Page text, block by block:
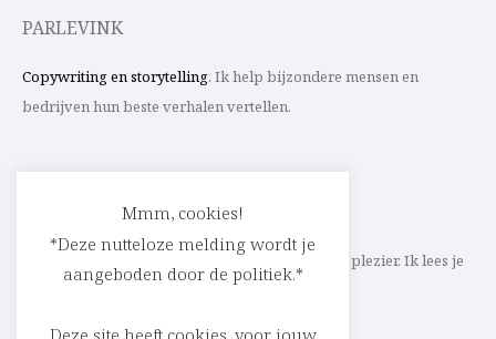
PARLEVINK
Copywriting en storytelling. Ik help bijzondere mensen en
bedrijven hun beste verhalen vertellen.
Schrijf ik straks mee aan jouw verhaal? Met veel plezier. Ik lees je
heel graag op
cedric@parlevink.be
Mmm, cookies!
*Deze nutteloze melding wordt je
aangeboden door de politiek.*